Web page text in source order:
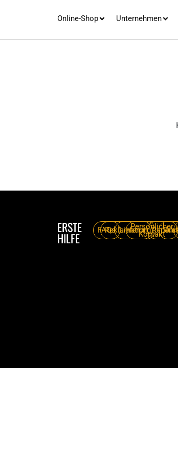
Online-Shop Unternehmen
ERSTE
HILFE FAQs
Reklamation
Lieferung
Persönlicher
Kontakt